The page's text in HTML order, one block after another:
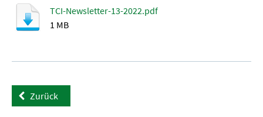
TCI-Newsletter-13-2022.pdf
1 MB
Zurück